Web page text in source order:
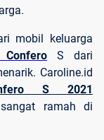
mobil keluarga
Confero S dari
Caroline.id
S 2021
ramah di